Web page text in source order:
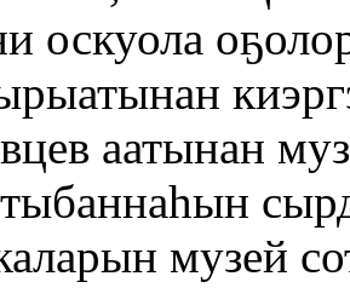
оскуола
аатынан
музей